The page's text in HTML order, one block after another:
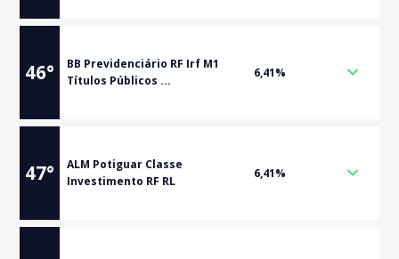
46°
BB Previdenciário RF Irf M1
Títulos Públicos ...
6,41%
47°
ALM Potiguar Classe
Investimento RF RL
6,41%